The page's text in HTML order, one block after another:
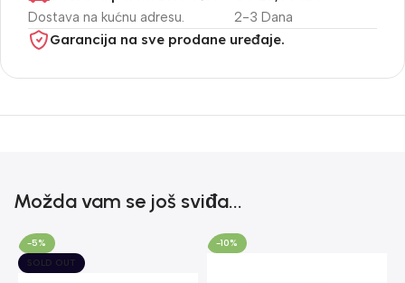
Dostava na kućnu adresu. 2-3 Dana
Garancija na sve prodane uređaje.
Možda vam se još sviđa...
-5%
SOLD OUT
-10%